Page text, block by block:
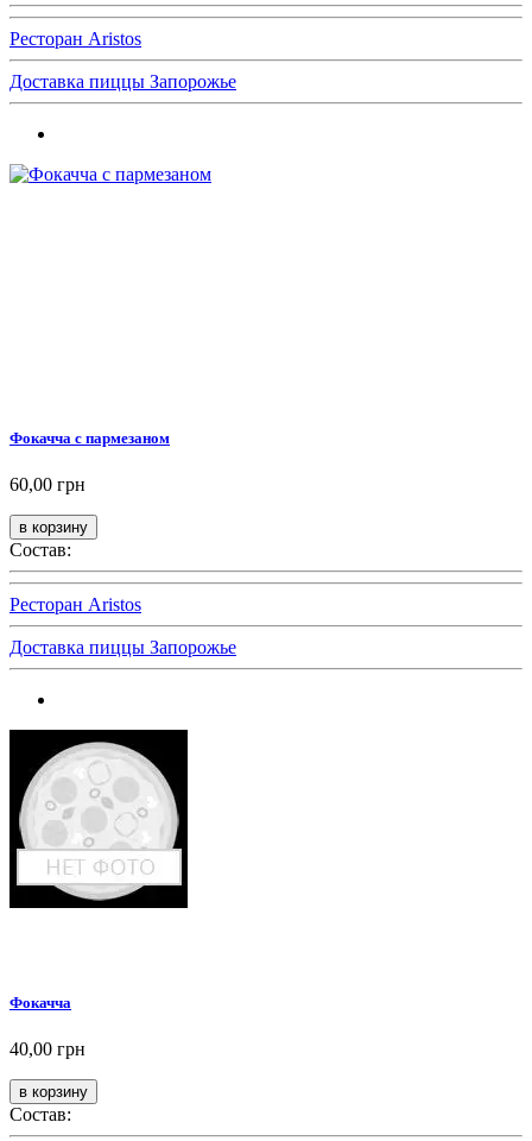
Ресторан Aristos
Доставка пиццы Запорожье
Фокачча с пармезаном
60,00 грн
Состав:
Ресторан Aristos
Доставка пиццы Запорожье
Фокачча
40,00 грн
Состав: